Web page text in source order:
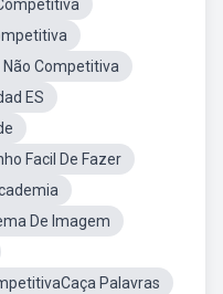
Não Competitiva
ES
Facil De Fazer
De Imagem
Palavras